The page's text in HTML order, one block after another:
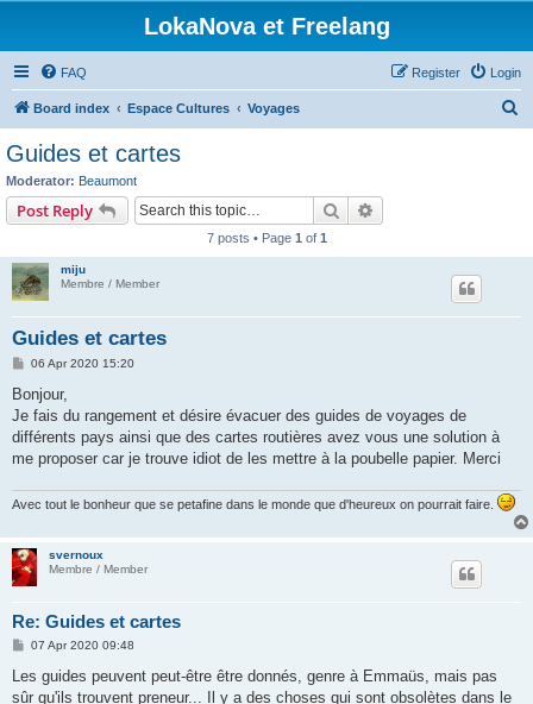
LokaNova et Freelang
FAQ Login
Register
Board index Espace Cultures Voyages
Guides et cartes
Moderator: Beaumont
Post Reply Search
7 posts • Page 1 of 1
miju
Membre / Member
Guides et cartes
P
s
06 Apr 2020 15:20
Bonjour,
Je fais du rangement et désire évacuer des guides de voyages de
différents pays ainsi que des cartes routières avez vous une solution à
me proposer car je trouve idiot de les mettre à la poubelle papier. Merci
Avec tout le bonheur que se petafine dans le monde que d'heureux on pourrait faire.
svernoux
Membre / Member
Re: Guides et cartes
P
s
07 Apr 2020 09:48
Les guides peuvent peut-être être donnés, genre à Emmaüs, mais pas
sûr qu'ils trouvent preneur... Il y a des choses qui sont obsolètes dans le